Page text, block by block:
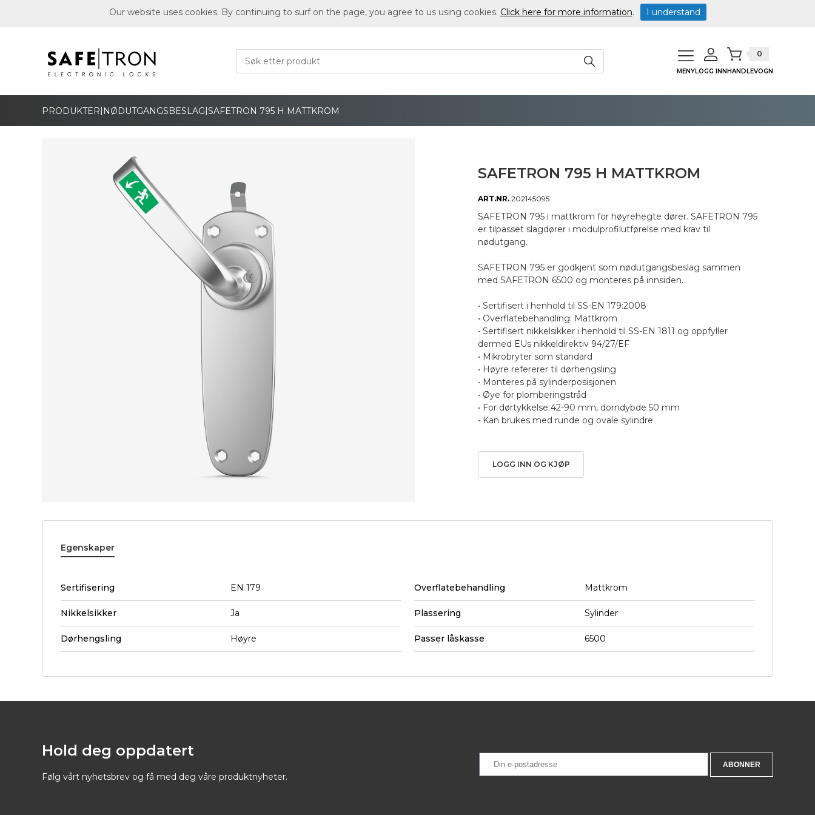
MENYLOGG INN
0
HANDLEVOGN
PRODUKTER| NØDUTGANGSBESLAG|SAFETRON 795 H MATTKROM
SAFETRON 795 H MATTKROM
ART.NR. 202145095
SAFETRON 795 i mattkrom for høyrehegte dører. SAFETRON 795
er tilpasset slagdører i modulprofilutførelse med krav til
nødutgang.
SAFETRON 795 er godkjent som nødutgangsbeslag sammen
med SAFETRON 6500 og monteres på innsiden.
• Sertifisert i henhold til SS-EN 179:2008
• Overflatebehandling: Mattkrom
• Sertifisert nikkelsikker i henhold til SS-EN 1811 og oppfyller
dermed EUs nikkeldirektiv 94/27/EF
• Mikrobryter som standard
• Høyre refererer til dørhengsling
• Monteres på sylinderposisjonen
• Øye for plomberingstråd
• For dørtykkelse 42-90 mm, dorndybde 50 mm
• Kan brukes med runde og ovale sylindre
LOGG INN OG KJØP
Egenskaper
Sertifisering EN 179 Overflatebehandling Mattkrom
Nikkelsikker Ja Plassering Sylinder
Dørhengsling Høyre Passer låskasse 6500
Hold deg oppdatert
Følg vårt nyhetsbrev og få med deg våre produktnyheter.
Our website uses cookies. By continuing to surf on the page, you agree to us using cookies. Click here for more information. I understand